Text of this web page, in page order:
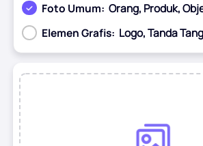
Penambah Foto
Pembuat Gambar Profil
Foto Umum: Orang, Produk,
Elemen Grafis: Logo, Tanda